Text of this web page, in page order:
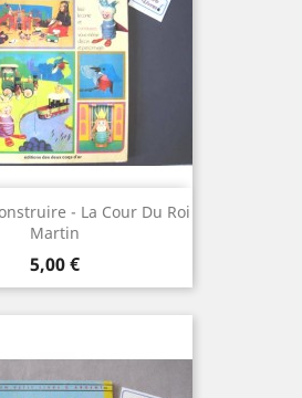
- La Cour Du Roi
Martin
Prix
5,00 €